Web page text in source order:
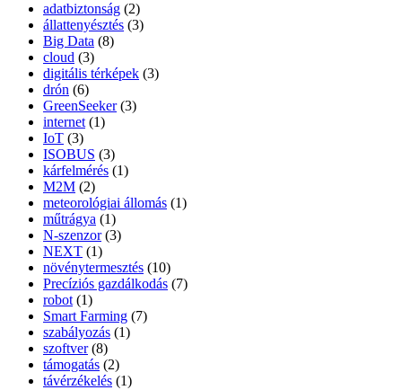
adatbiztonság (2)
állattenyésztés (3)
Big Data (8)
cloud (3)
digitális térképek (3)
drón (6)
GreenSeeker(3)
internet (1)
IoT (3)
ISOBUS (3)
kárfelmérés (1)
M2M (2)
meteorológiai állomás (1)
műtrágya (1)
N-szenzor(3)
NEXT (1)
növénytermesztés (10)
Precíziós gazdálkodás (7)
robot (1)
Smart Farming (7)
szabályozás (1)
szoftver(8)
támogatás (2)
távérzékelés (1)